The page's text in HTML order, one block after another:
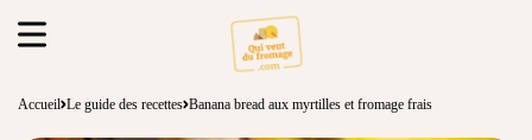
Accueil Le guide des recettes Banana bread aux myrtilles et fromage frais